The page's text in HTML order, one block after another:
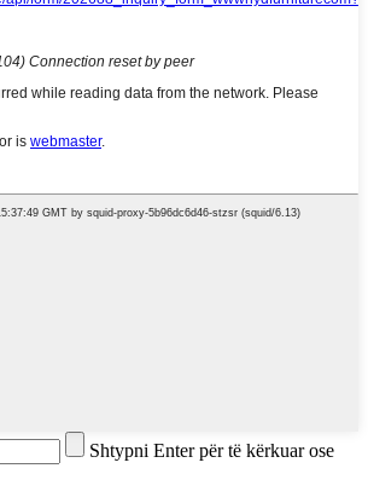
Shtypni Enter për të kërkuar ose